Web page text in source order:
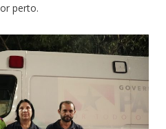
perto.